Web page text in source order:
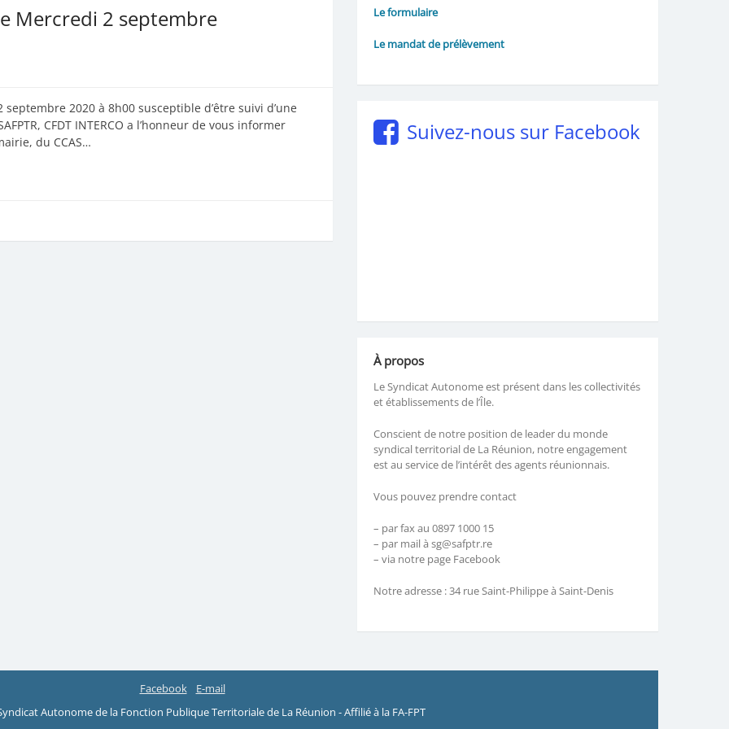
Mercredi 2 septembre
2020 à 8h00 susceptible d’être suivi d’une
CFDT INTERCO a l’honneur de vous informer
du CCAS…
Le formulaire
Le mandat de prélèvement
Suivez-nous sur Facebook
À propos
Le Syndicat Autonome est présent dans les collectivités
et établissements de l’Île.
Conscient de notre position de leader du monde
syndical territorial de La Réunion, notre engagement
est au service de l’intérêt des agents réunionnais.
Vous pouvez prendre contact
– par fax au 0897 1000 15
– par mail à sg@safptr.re
– via notre page Facebook
Notre adresse : 34 rue Saint-Philippe à Saint-Denis
Facebook
E-mail
Syndicat Autonome de la Fonction Publique Territoriale de La Réunion - Affilié à la FA-FPT